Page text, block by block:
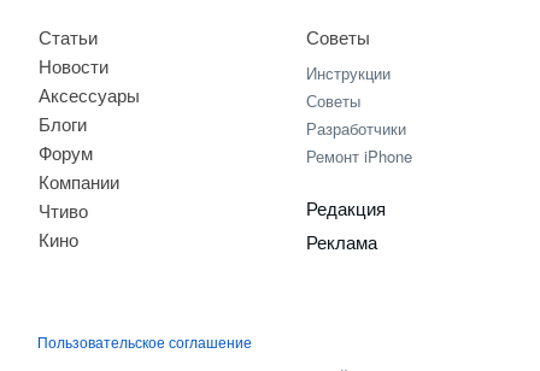
Статьи
Новости
Аксессуары
Блоги
Форум
Компании
Чтиво
Кино
Советы
Инструкции
Советы
Разработчики
Ремонт iPhone
Редакция
Реклама
Пользовательское соглашение